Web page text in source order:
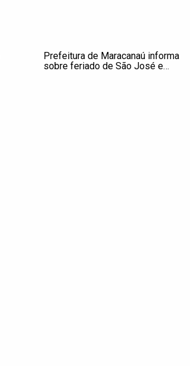
Prefeitura de Maracanaú informa
sobre feriado de São José e